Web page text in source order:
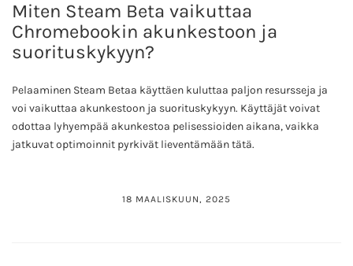
Miten Steam Beta vaikuttaa
Chromebookin akunkestoon ja
suorituskykyyn?
Pelaaminen Steam Betaa käyttäen kuluttaa paljon resursseja ja
voi vaikuttaa akunkestoon ja suorituskykyyn. Käyttäjät voivat
odottaa lyhyempää akunkestoa pelisessioiden aikana, vaikka
jatkuvat optimoinnit pyrkivät lieventämään tätä.
18 MAALISKUUN, 2025